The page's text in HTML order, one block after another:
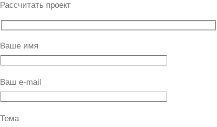
Рассчитать проект
Ваше имя
Ваш e-mail
Тема